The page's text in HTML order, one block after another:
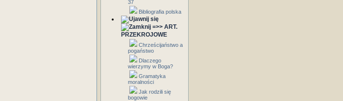
37
Bibliografia polska
=>> ART.
PRZEKROJOWE
Chrześcijaństwo a
pogaństwo
Dlaczego
wierzymy w Boga?
Gramatyka
moralności
Jak rodzili się
bogowie